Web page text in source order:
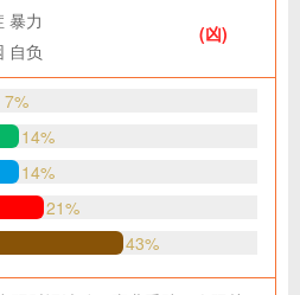
暴力
自负
(凶)
7%
14%
14%
21%
43%